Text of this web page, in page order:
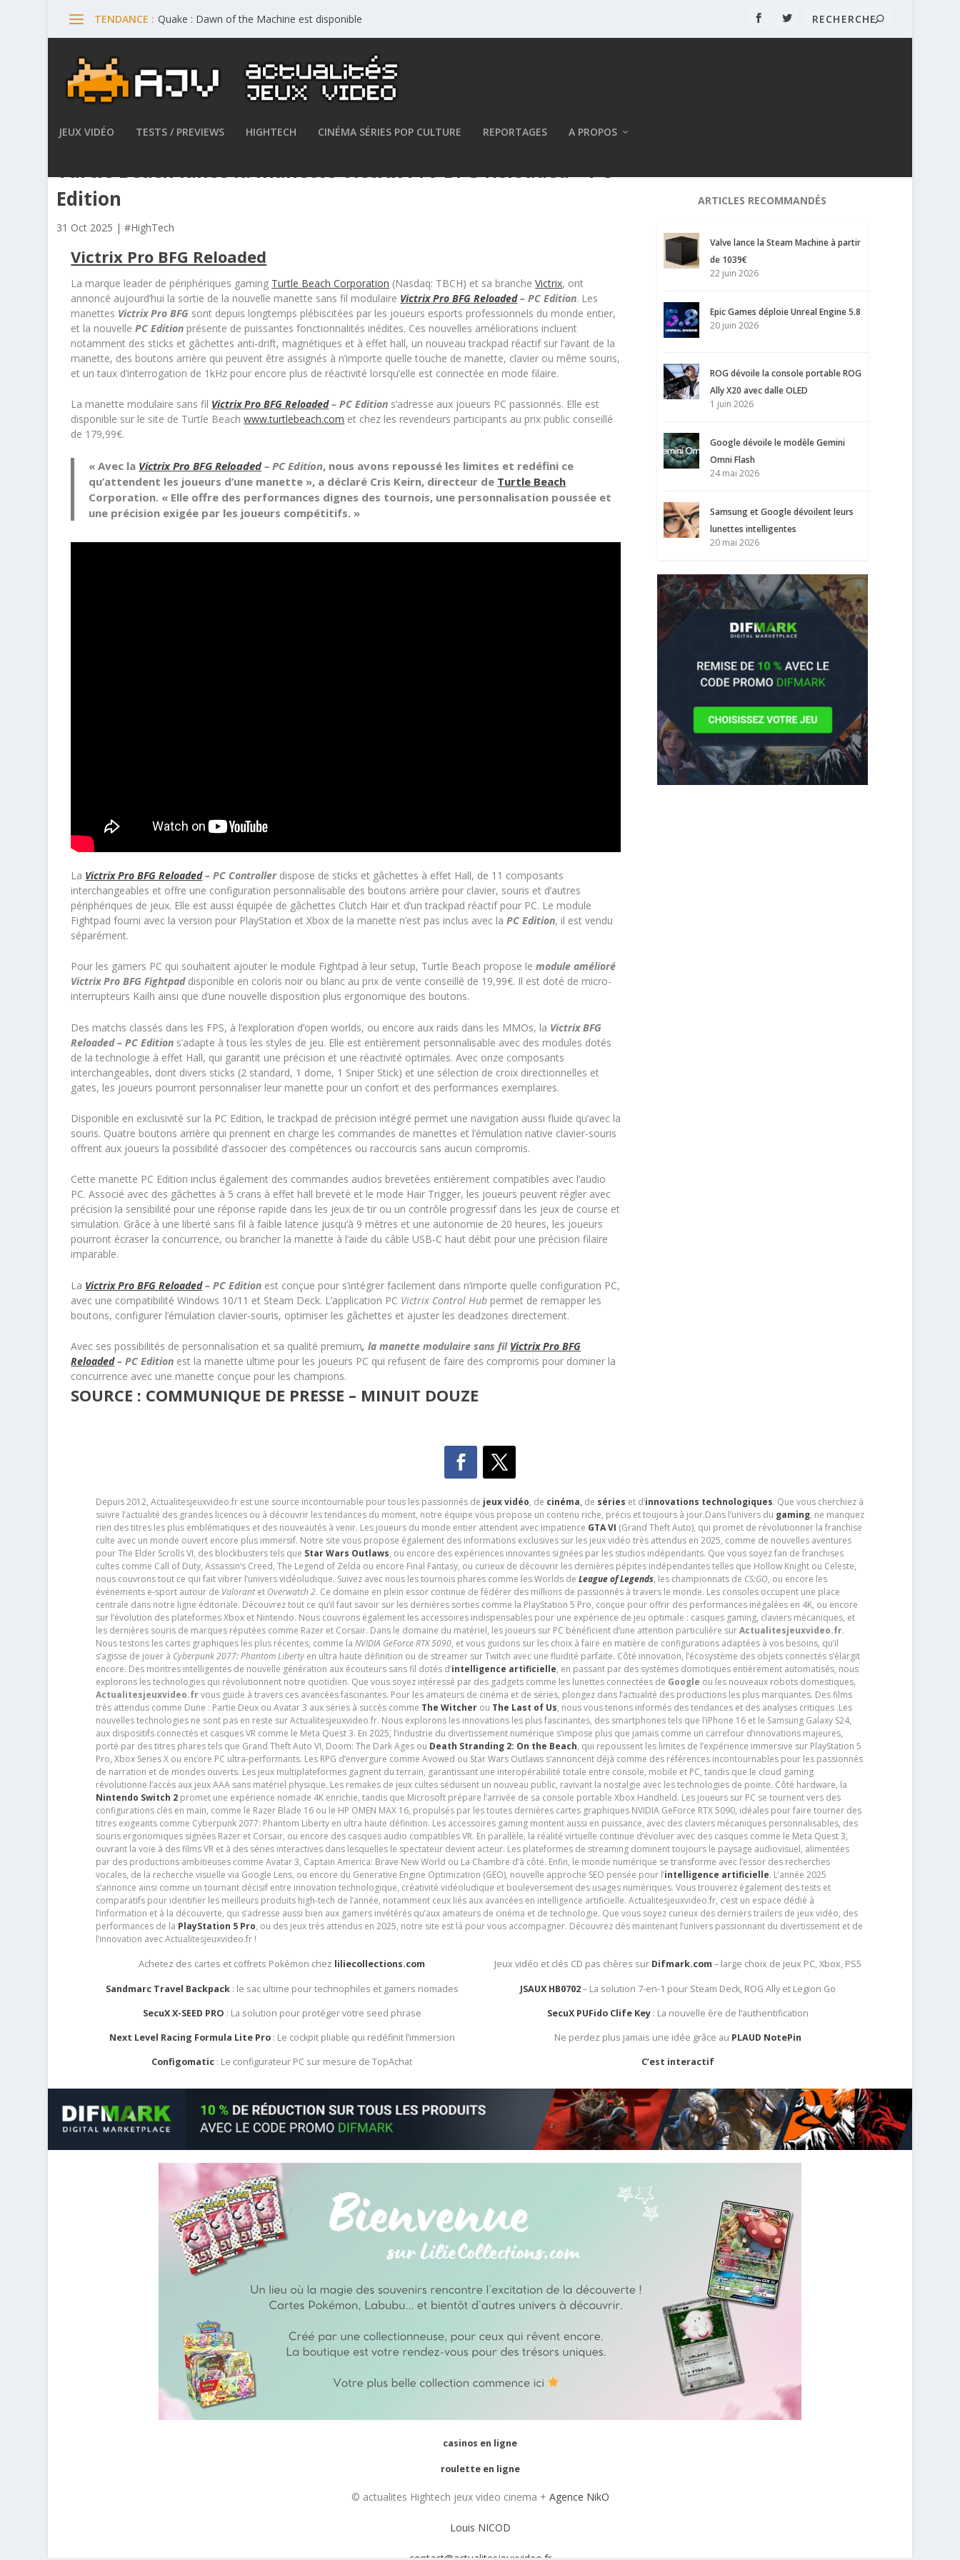
TENDANCE : Quake : Dawn of the Machine est disponible
JEUX VIDÉO TESTS / PREVIEWS HIGHTECH CINÉMA SÉRIES POP CULTURE REPORTAGES A PROPOS
Turtle Beach lance la manette Victrix Pro BFG Reloaded – PC
Edition
31 Oct 2025 |#HighTech
Victrix Pro BFG Reloaded
La marque leader de périphériques gaming Turtle Beach Corporation (Nasdaq: TBCH) et sa brancheVictrix, ont
annoncé aujourd’hui la sortie de la nouvelle manette sans fil modulaire Victrix Pro BFG Reloaded – PC Edition. Les
manettes Victrix Pro BFG sont depuis longtemps plébiscitées par les joueurs esports professionnels du monde entier,
et la nouvellePC Edition présente de puissantes fonctionnalités inédites. Ces nouvelles améliorations incluent
notamment des sticks et gâchettes anti-drift, magnétiques et à effet hall, un nouveau trackpad réactif sur l’avant de la
manette, des boutons arrière qui peuvent être assignés à n’importe quelle touche de manette, clavier ou même souris,
et un taux d’interrogation de 1kHz pour encore plus de réactivité lorsqu’elle est connectée en mode filaire.
La manette modulaire sans fil Victrix Pro BFG Reloaded– PC Edition s’adresse aux joueurs PC passionnés. Elle est
disponible sur le site de Turtle Beachwww.turtlebeach.com et chez les revendeurs participants au prix public conseillé
de 179,99€.
« Avec la Victrix Pro BFG Reloaded– PC Edition, nous avons repoussé les limites et redéfini ce
qu’attendent les joueurs d’une manette », a déclaré Cris Keirn, directeur de Turtle Beach
Corporation. « Elle offre des performances dignes des tournois, une personnalisation poussée et
une précision exigée par les joueurs compétitifs. »
La Victrix Pro BFG Reloaded– PC Controller dispose de sticks et gâchettes à effet Hall, de 11 composants
interchangeables et offre une configuration personnalisable des boutons arrière pour clavier, souris et d’autres
périphériques de jeux. Elle est aussi équipée de gâchettes Clutch Hair et d’un trackpad réactif pour PC. Le module
Fightpad fourni avec la version pour PlayStation et Xbox de la manette n’est pas inclus avec laPC Edition, il est vendu
séparément.
Pour les gamers PC qui souhaitent ajouter le module Fightpad à leur setup, Turtle Beach propose lemodule amélioré
Victrix Pro BFG Fightpaddisponible en coloris noir ou blanc au prix de vente conseillé de 19,99€. Il est doté de micro-
interrupteurs Kailh ainsi que d’une nouvelle disposition plus ergonomique des boutons.
Des matchs classés dans les FPS, à l’exploration d’open worlds, ou encore aux raids dans les MMOs, la Victrix BFG
Reloaded – PC Edition s’adapte à tous les styles de jeu. Elle est entièrement personnalisable avec des modules dotés
de la technologie à effet Hall, qui garantit une précision et une réactivité optimales. Avec onze composants
interchangeables, dont divers sticks (2 standard, 1 dome, 1 Sniper Stick) et une sélection de croix directionnelles et
gates, les joueurs pourront personnaliser leur manette pour un confort et des performances exemplaires.
Disponible en exclusivité sur la PC Edition, le trackpad de précision intégré permet une navigation aussi fluide qu’avec la
souris. Quatre boutons arrière qui prennent en charge les commandes de manettes et l’émulation native clavier-souris
offrent aux joueurs la possibilité d’associer des compétences ou raccourcis sans aucun compromis.
Cette manette PC Edition inclus également des commandes audios brevetées entièrement compatibles avec l’audio
PC. Associé avec des gâchettes à 5 crans à effet hall breveté et le mode Hair Trigger, les joueurs peuvent régler avec
précision la sensibilité pour une réponse rapide dans les jeux de tir ou un contrôle progressif dans les jeux de course et
simulation. Grâce à une liberté sans fil à faible latence jusqu’à 9 mètres et une autonomie de 20 heures, les joueurs
pourront écraser la concurrence, ou brancher la manette à l’aide du câble USB-C haut débit pour une précision filaire
imparable.
La Victrix Pro BFG Reloaded– PC Edition est conçue pour s’intégrer facilement dans n’importe quelle configuration PC,
avec une compatibilité Windows 10/11 et Steam Deck. L’application PC Victrix Control Hub permet de remapper les
boutons, configurer l’émulation clavier-souris, optimiser les gâchettes et ajuster les deadzones directement.
Avec ses possibilités de personnalisation et sa qualité premium, la manette modulaire sans fil Victrix Pro BFG
Reloaded– PC Edition est la manette ultime pour les joueurs PC qui refusent de faire des compromis pour dominer la
concurrence avec une manette conçue pour les champions.
SOURCE : COMMUNIQUE DE PRESSE – MINUIT DOUZE
ARTICLES RECOMMANDÉS
Valve lance la Steam Machine à partir
de 1039€
22 juin 2026
Epic Games déploie Unreal Engine 5.8
20 juin 2026
ROG dévoile la console portable ROG
Ally X20 avec dalle OLED
1 juin 2026
Google dévoile le modèle Gemini
Omni Flash
24 mai 2026
Samsung et Google dévoilent leurs
lunettes intelligentes
20 mai 2026
Depuis 2012, Actualitesjeuxvideo.fr est une source incontournable pour tous les passionnés de jeux vidéo, de cinéma,de séries et d’innovations technologiques. Que vous cherchiez à
suivre l’actualité des grandes licences ou à découvrir les tendances du moment, notre équipe vous propose un contenu riche, précis et toujours à jour.Dans l’univers du gaming, ne manquez
rien des titres les plus emblématiques et des nouveautés à venir. Les joueurs du monde entier attendent avec impatience GTA VI (Grand Theft Auto), qui promet de révolutionner la franchise
culte avec un monde ouvert encore plus immersif. Notre site vous propose également des informations exclusives sur les jeux vidéo très attendus en 2025, comme de nouvelles aventures
pour The Elder Scrolls VI, des blockbusters tels que Star Wars Outlaws, ou encore des expériences innovantes signées par les studios indépendants. Que vous soyez fan de franchises
cultes comme Call of Duty, Assassin’s Creed, The Legend of Zelda ou encore Final Fantasy, ou curieux de découvrir les dernières pépites indépendantes telles que Hollow Knight ou Celeste,
nous couvrons tout ce qui fait vibrer l’univers vidéoludique. Suivez avec nous les tournois phares comme les Worlds de League of Legends, les championnats de CS:GO, ou encore les
événements e-sport autour de Valorantet Overwatch 2. Ce domaine en plein essor continue de fédérer des millions de passionnés à travers le monde. Les consoles occupent une place
centrale dans notre ligne éditoriale. Découvrez tout ce qu’il faut savoir sur les dernières sorties comme la PlayStation 5 Pro, conçue pour offrir des performances inégalées en 4K, ou encore
sur l’évolution des plateformes Xbox et Nintendo. Nous couvrons également les accessoires indispensables pour une expérience de jeu optimale : casques gaming, claviers mécaniques, et
les dernières souris de marques réputées comme Razer et Corsair. Dans le domaine du matériel, les joueurs sur PC bénéficient d’une attention particulière surActualitesjeuxvideo.fr.
Nous testons les cartes graphiques les plus récentes, comme la NVIDIA GeForce RTX 5090, et vous guidons sur les choix à faire en matière de configurations adaptées à vos besoins, qu’il
s’agisse de jouer à Cyberpunk 2077: Phantom Libertyen ultra haute définition ou de streamer sur Twitch avec une fluidité parfaite. Côté innovation, l’écosystème des objets connectés s’élargit
encore. Des montres intelligentes de nouvelle génération aux écouteurs sans fil dotés d’intelligence artificielle, en passant par des systèmes domotiques entièrement automatisés, nous
explorons les technologies qui révolutionnent notre quotidien. Que vous soyez intéressé par des gadgets comme les lunettes connectées de Google ou les nouveaux robots domestiques,
Actualitesjeuxvideo.frvous guide à travers ces avancées fascinantes. Pour les amateurs de cinéma et de séries, plongez dans l’actualité des productions les plus marquantes. Des films
très attendus comme Dune : Partie Deux ou Avatar 3 aux séries à succès comme The Witcherou The Last of Us, nous vous tenons informés des tendances et des analyses critiques .Les
nouvelles technologies ne sont pas en reste sur Actualitesjeuxvideo.fr. Nous explorons les innovations les plus fascinantes, des smartphones tels que l’iPhone 16 et le Samsung Galaxy S24,
aux dispositifs connectés et casques VR comme le Meta Quest 3. En 2025, l’industrie du divertissement numérique s’impose plus que jamais comme un carrefour d’innovations majeures,
porté par des titres phares tels que Grand Theft Auto VI, Doom: The Dark Ages ou Death Stranding 2: On the Beach, qui repoussent les limites de l’expérience immersive sur PlayStation 5
Pro, Xbox Series X ou encore PC ultra-performants. Les RPG d’envergure comme Avowed ou Star Wars Outlaws s’annoncent déjà comme des références incontournables pour les passionnés
de narration et de mondes ouverts. Les jeux multiplateformes gagnent du terrain, garantissant une interopérabilité totale entre console, mobile et PC, tandis que le cloud gaming
révolutionne l’accès aux jeux AAA sans matériel physique. Les remakes de jeux cultes séduisent un nouveau public, ravivant la nostalgie avec les technologies de pointe. Côté hardware, la
Nintendo Switch 2promet une expérience nomade 4K enrichie, tandis que Microsoft prépare l’arrivée de sa console portable Xbox Handheld. Les joueurs sur PC se tournent vers des
configurations clés en main, comme le Razer Blade 16 ou le HP OMEN MAX 16, propulsés par les toutes dernières cartes graphiques NVIDIA GeForce RTX 5090, idéales pour faire tourner des
titres exigeants comme Cyberpunk 2077: Phantom Liberty en ultra haute définition. Les accessoires gaming montent aussi en puissance, avec des claviers mécaniques personnalisables, des
souris ergonomiques signées Razer et Corsair, ou encore des casques audio compatibles VR. En parallèle, la réalité virtuelle continue d’évoluer avec des casques comme le Meta Quest 3,
ouvrant la voie à des films VR et à des séries interactives dans lesquelles le spectateur devient acteur. Les plateformes de streaming dominent toujours le paysage audiovisuel, alimentées
par des productions ambitieuses comme Avatar 3, Captain America: Brave New World ou La Chambre d’à côté. Enfin, le monde numérique se transforme avec l’essor des recherches
vocales, de la recherche visuelle via Google Lens, ou encore du Generative Engine Optimization (GEO), nouvelle approche SEO pensée pour l’intelligence artificielle. L’année 2025
s’annonce ainsi comme un tournant décisif entre innovation technologique, créativité vidéoludique et bouleversement des usages numériques. Vous trouverez également des tests et
comparatifs pour identifier les meilleurs produits high-tech de l’année, notamment ceux liés aux avancées en intelligence artificielle. Actualitesjeuxvideo.fr, c’est un espace dédié à
l’information et à la découverte, qui s’adresse aussi bien aux gamers invétérés qu’aux amateurs de cinéma et de technologie. Que vous soyez curieux des derniers trailers de jeux vidéo, des
performances de la PlayStation 5 Pro, ou des jeux très attendus en 2025, notre site est là pour vous accompagner. Découvrez dès maintenant l’univers passionnant du divertissement et de
l’innovation avec Actualitesjeuxvideo.fr !
Achetez des cartes et coffrets Pokémon chez liliecollections.com
Sandmarc Travel Backpack: le sac ultime pour technophiles et gamers nomades
SecuX X-SEED PRO : La solution pour protéger votre seed phrase
Next Level Racing Formula Lite Pro: Le cockpit pliable qui redéfinit l’immersion
Configomatic : Le configurateur PC sur mesure de TopAchat
Jeux vidéo et clés CD pas chères sur Difmark.com – large choix de jeux PC, Xbox, PS5
JSAUX HB0702– La solution 7-en-1 pour Steam Deck, ROG Ally et Legion Go
SecuX PUFido Clife Key : La nouvelle ère de l’authentification
Ne perdez plus jamais une idée grâce au PLAUD NotePin
C’est interactif
casinos en ligne
roulette en ligne
© actualites Hightech jeux video cinema + Agence NikO
Louis NICOD